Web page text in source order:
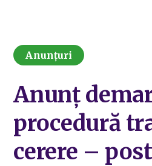
Anunțuri
Anunț
procedură
cerere –